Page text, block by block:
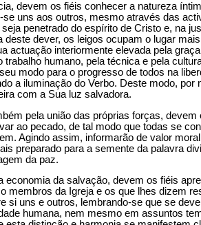
devem os fiéis conhecer a natureza
se uns aos outros, mesmo através das
penetrado do espírito de Cristo e, na
deste dever, os leigos ocupam o lugar
actuação interiormente elevada pela
trabalho humano, pela técnica e pela
modo para o progresso de todos na
a iluminação do Verbo. Deste modo,
com a Sua luz salvadora.
pela união das próprias forças,
ao pecado, de tal modo que todas se
Agindo assim, informarão de valor
preparado para a semente da palavra
da paz.
economia da salvação, devem os fiéis
membros da Igreja e os que lhes dizem
si uns e outros, lembrando-se que se
humana, nem mesmo em assuntos